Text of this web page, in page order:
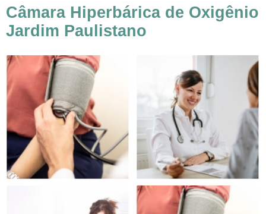
Câmara Hiperbárica de Oxigênio
Jardim Paulistano